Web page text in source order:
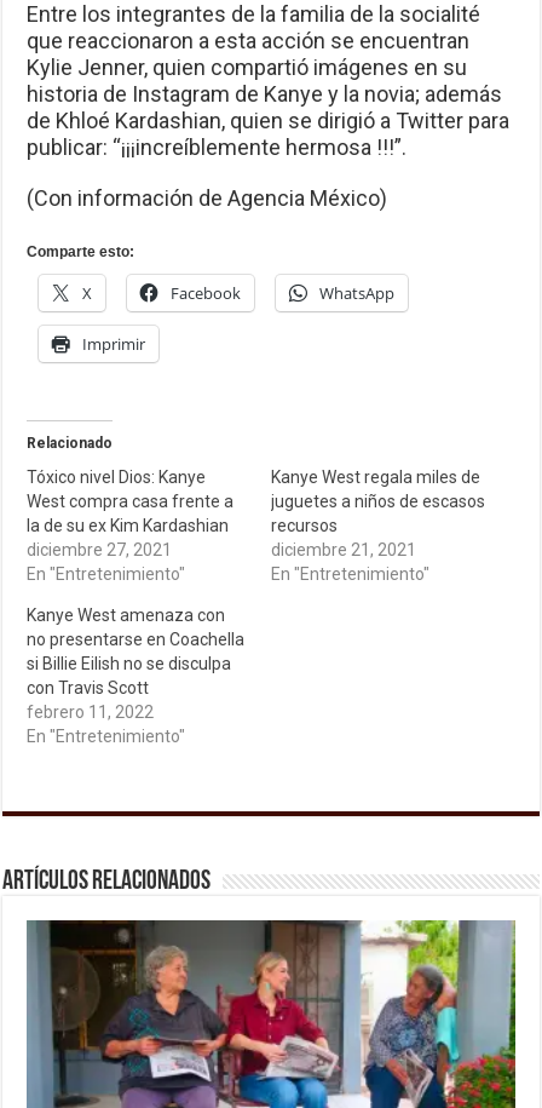
Entre los integrantes de la familia de la socialité
que reaccionaron a esta acción se encuentran
Kylie Jenner, quien compartió imágenes en su
historia de Instagram de Kanye y la novia; además
de Khloé Kardashian, quien se dirigió a Twitter para
publicar: “¡¡¡increíblemente hermosa !!!”.
(Con información de Agencia México)
Comparte esto:
X Facebook WhatsApp
Imprimir
Relacionado
Tóxico nivel Dios: Kanye
West compra casa frente a
la de su ex Kim Kardashian
diciembre 27, 2021
En "Entretenimiento"
Kanye West regala miles de
juguetes a niños de escasos
recursos
diciembre 21, 2021
En "Entretenimiento"
Kanye West amenaza con
no presentarse en Coachella
si Billie Eilish no se disculpa
con Travis Scott
febrero 11, 2022
En "Entretenimiento"
Artículos relacionados